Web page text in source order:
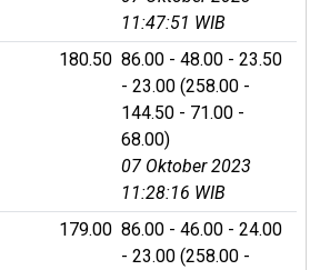
11:47:51 WIB
180.50 86.00 - 48.00 - 23.50
- 23.00 (258.00 -
144.50 - 71.00 -
68.00)
07 Oktober 2023
11:28:16 WIB
179.00 86.00 - 46.00 - 24.00
- 23.00 (258.00 -